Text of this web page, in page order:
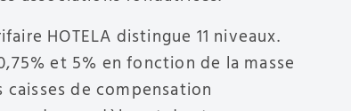
HOTELA distingue 11 niveaux.
et 5% en fonction de la masse
caisses de compensation